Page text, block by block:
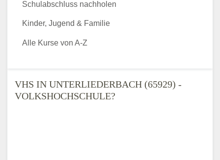
VHS IN UNTERLIEDERBACH (65929) -
VOLKSHOCHSCHULE?
Schulabschluss nachholen
Kinder, Jugend & Familie
Alle Kurse von A-Z